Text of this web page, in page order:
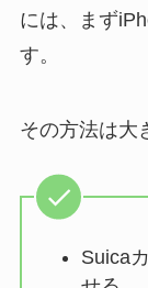
には、まず
す。
その方法は大
Suica